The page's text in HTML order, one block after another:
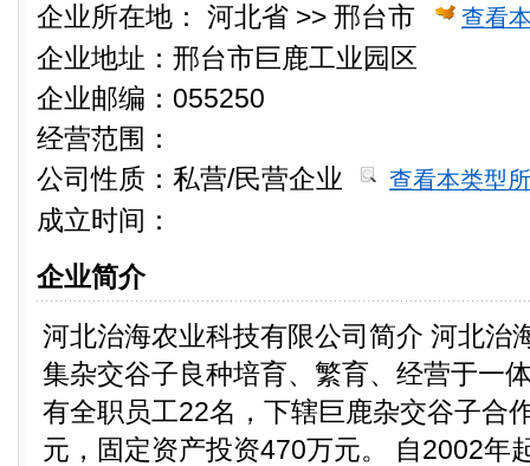
企业所在地： 河北省 >> 邢台市 查看
企业地址：邢台市巨鹿工业园区
企业邮编：055250
经营范围：
公司性质： 私营/民营企业 查看本类型
成立时间：
企业简介
河北治海农业科技有限公司简介 河北治
集杂交谷子良种培育、繁育、经营于一
有全职员工22名，下辖巨鹿杂交谷子合
元，固定资产投资470万元。 自2002年